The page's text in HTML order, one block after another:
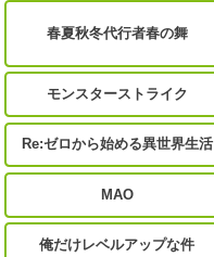
春夏秋冬代行者春の舞
モンスターストライク
Re:ゼロから始める異世界生活
MAO
俺だけレベルアップな件